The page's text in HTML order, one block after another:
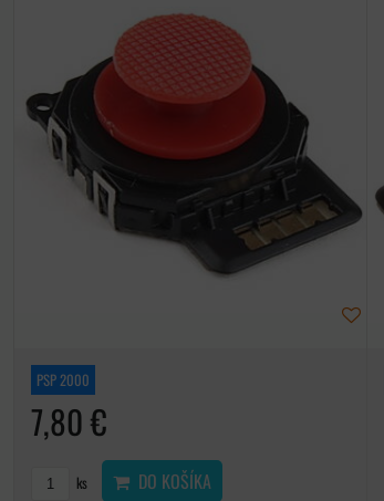
PSP 2000
7,80 €
ks DO KOŠÍKA